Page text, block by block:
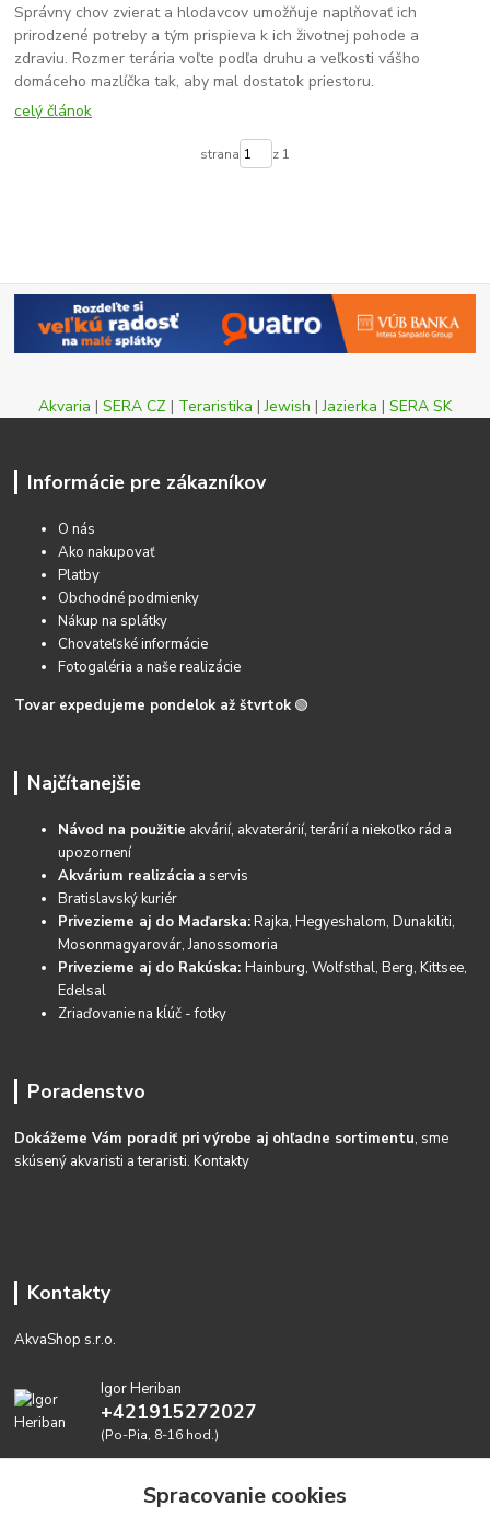
Správny chov zvierat a hlodavcov umožňuje naplňovať ich
prirodzené potreby a tým prispieva k ich životnej pohode a
zdraviu. Rozmer terária voľte podľa druhu a veľkosti vášho
domáceho mazlíčka tak, aby mal dostatok priestoru.
celý článok
strana z 1
Akvaria | SERA CZ | Teraristika |Jewish |Jazierka | SERA SK
Informácie pre zákazníkov
O nás
Ako nakupovať
Platby
Obchodné podmienky
Nákup na splátky
Chovateľské informácie
Fotogaléria a naše realizácie
Tovar expedujeme pondelok až štvrtok 🟢
Najčítanejšie
Návod na použitie akvárií, akvaterárií, terárií a niekoľko rád a
upozornení
Akvárium realizácia a servis
Bratislavský kuriér
Privezieme aj do Maďarska:Rajka, Hegyeshalom, Dunakiliti,
Mosonmagyarovár, Janossomoria
Privezieme aj do Rakúska:Hainburg, Wolfsthal, Berg, Kittsee,
Edelsal
Zriaďovanie na kĺúč - fotky
Poradenstvo
Dokážeme Vám poradiť pri výrobe aj ohľadne sortimentu, sme
skúsený akvaristi a teraristi.Kontakty
Kontakty
AkvaShop s.r.o.
Igor Heriban
+421915272027
(Po-Pia, 8-16 hod.)
Spracovanie cookies